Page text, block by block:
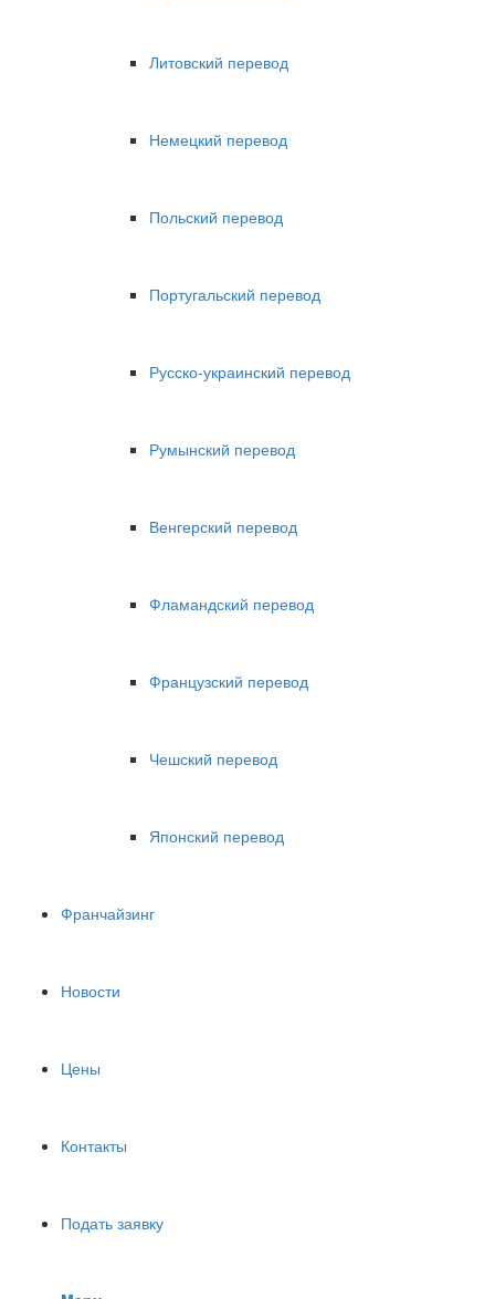
Литовский перевод
Немецкий перевод
Польский перевод
Португальский перевод
Русско-украинский перевод
Румынский перевод
Венгерский перевод
Фламандский перевод
Французский перевод
Чешский перевод
Японский перевод
Франчайзинг
Новости
Цены
Контакты
Подать заявку